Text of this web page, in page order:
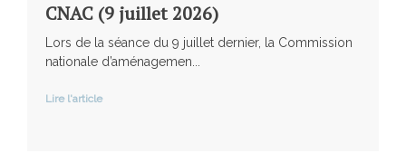
CNAC (9 juillet 2026)
Lors de la séance du 9 juillet dernier, la Commission
nationale d’aménagemen...
Lire l'article